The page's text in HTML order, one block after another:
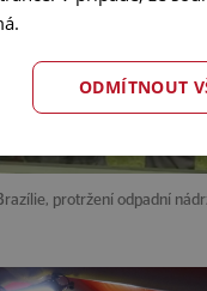
protržení odpadní
ODMÍTNOUT